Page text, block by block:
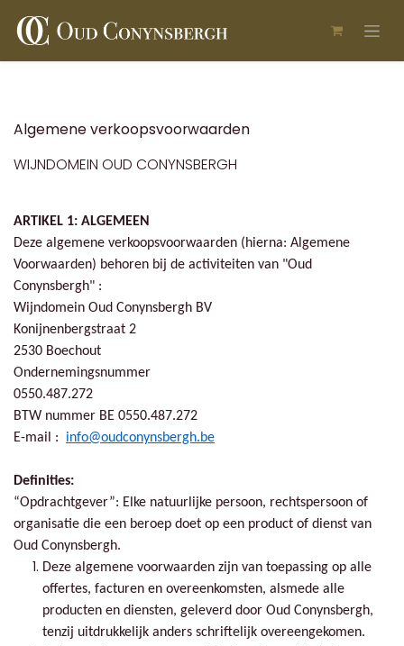
Algemene verkoopsvoorwaarden
WIJNDOMEIN OUD CONYNSBERGH
ARTIKEL 1: ALGEMEEN
Deze algemene verkoopsvoorwaarden (hierna: Algemene
Voorwaarden) behoren bij de activiteiten van "Oud
Conynsbergh" :
Wijndomein Oud Conynsbergh BV
Konijnenbergstraat 2
2530 Boechout
Ondernemingsnummer
0550.487.272
BTW nummer BE 0550.487.272
E-mail : info@oudconynsbergh.be
Definities:
“Opdrachtgever”: Elke natuurlijke persoon, rechtspersoon of
organisatie die een beroep doet op een product of dienst van
Oud Conynsbergh.
Deze algemene voorwaarden zijn van toepassing op alle
offertes, facturen en overeenkomsten, alsmede alle
producten en diensten, geleverd door Oud Conynsbergh,
tenzij uitdrukkelijk anders schriftelijk overeengekomen.